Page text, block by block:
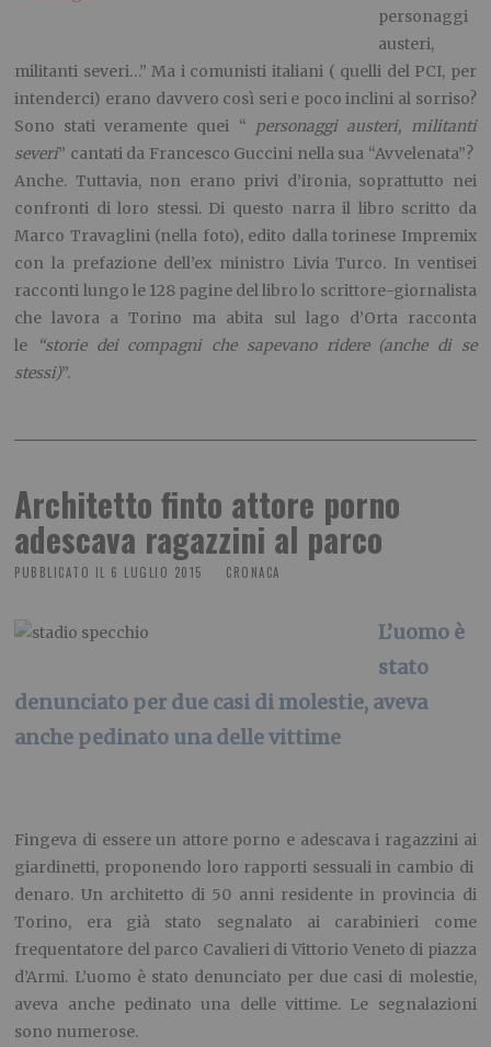
personaggi
austeri,
militanti severi…” Ma i comunisti italiani ( quelli del PCI, per
intenderci) erano davvero così seri e poco inclini al sorriso?
Sono stati veramente quei “
personaggi austeri, militanti
severi” cantati da Francesco Guccini nella sua “Avvelenata”?
Anche. Tuttavia, non erano privi d’ironia, soprattutto nei
confronti di loro stessi. Di questo narra il libro scritto da
Marco Travaglini (nella foto), edito dalla torinese Impremix
con la prefazione dell’ex ministro Livia Turco. In ventisei
racconti lungo le 128 pagine del libro lo scrittore-giornalista
che lavora a Torino ma abita sul lago d’Orta racconta
le
“storie dei compagni che sapevano ridere (anche di se
stessi)”.
Architetto finto attore porno
adescava ragazzini al parco
PUBBLICATO IL 6 LUGLIO 2015 CRONACA
L’uomo è
stato
denunciato per due casi di molestie, aveva
anche pedinato una delle vittime
Fingeva di essere un attore porno e adescava i ragazzini ai
giardinetti, proponendo loro rapporti sessuali in cambio di
denaro. Un architetto di 50 anni residente in provincia di
Torino, era già stato segnalato ai carabinieri come
frequentatore del parco Cavalieri di Vittorio Veneto di piazza
d’Armi. L’uomo è stato denunciato per due casi di molestie,
aveva anche pedinato una delle vittime. Le segnalazioni
sono numerose.